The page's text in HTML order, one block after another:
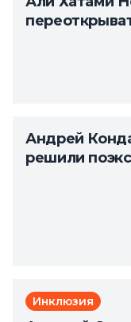
Андрей
решили
Инклюзия